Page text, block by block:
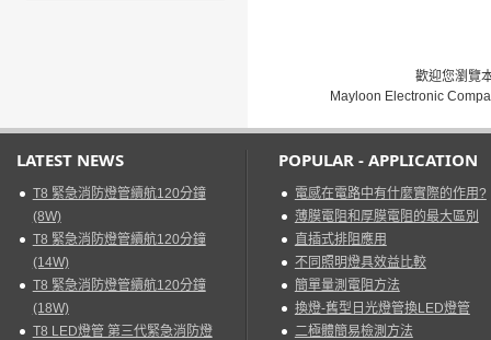
歡迎您瀏覽
Mayloon Electronic
LATEST NEWS
T8 緊急消防燈管續航120分鐘
(8W)
T8 緊急消防燈管續航120分鐘
(14W)
T8 緊急消防燈管續航120分鐘
(18W)
T8 LED燈管 第三代緊急消防燈
POPULAR - APPLICATION
電感在電路中有什麼實際的作用?
薄膜電阻和厚膜電阻的最大區別
直插式排阻應用
不同照明燈具效益比較
簡單量測電阻方法
換燈-舊型日光燈管換LED燈管
二極體簡易檢測方法